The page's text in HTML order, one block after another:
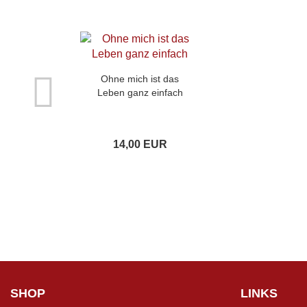
Ohne mich ist das
Leben ganz einfach
14,00 EUR
SHOP LINKS